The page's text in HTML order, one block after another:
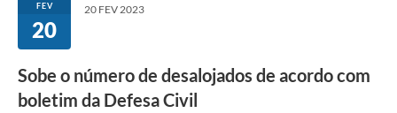
Ouvidoria
Serviços
FEV
20
20 FEV 2023
Sobe o número de desalojados de acordo com
boletim da Defesa Civil